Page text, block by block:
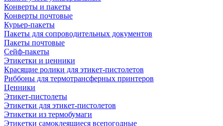
Конверты и пакеты
Конверты почтовые
Курьер-пакеты
Пакеты для сопроводительных документов
Пакеты почтовые
Сейф-пакеты
Этикетки и ценники
Красящие ролики для этикет-пистолетов
Риббоны для термотрансферных принтеров
Ценники
Этикет-пистолеты
Этикетки для этикет-пистолетов
Этикетки из термобумаги
Этикетки самоклеящиеся всепогодные